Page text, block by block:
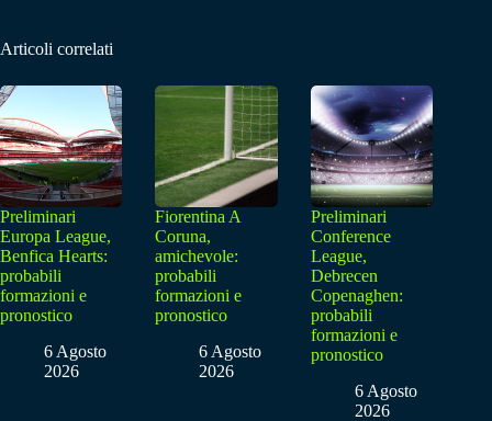
Articoli correlati
Preliminari
Europa League,
Benfica Hearts:
probabili
formazioni e
pronostico
6 Agosto
2026
Fiorentina A
Coruna,
amichevole:
probabili
formazioni e
pronostico
6 Agosto
2026
Preliminari
Conference
League,
Debrecen
Copenaghen:
probabili
formazioni e
pronostico
6 Agosto
2026